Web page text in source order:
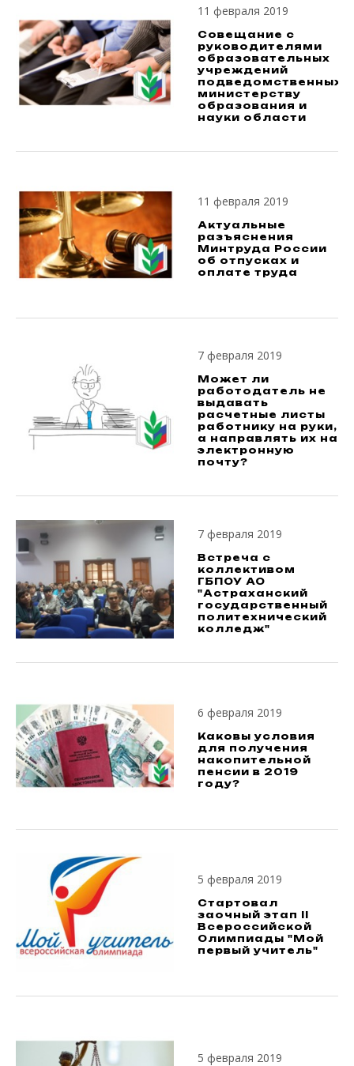
11 февраля 2019
Совещание с
руководителями
образовательных
учреждений
подведомственных
министерству
образования и
науки области
11 февраля 2019
Актуальные
разъяснения
Минтруда России
об отпусках и
оплате труда
7 февраля 2019
Может ли
работодатель не
выдавать
расчетные листы
работнику на руки,
а направлять их на
электронную
почту?
7 февраля 2019
Встреча с
коллективом
ГБПОУ АО
"Астраханский
государственный
политехнический
колледж"
6 февраля 2019
Каковы условия
для получения
накопительной
пенсии в 2019
году?
5 февраля 2019
Стартовал
заочный этап II
Всероссийской
Олимпиады "Мой
первый учитель"
5 февраля 2019